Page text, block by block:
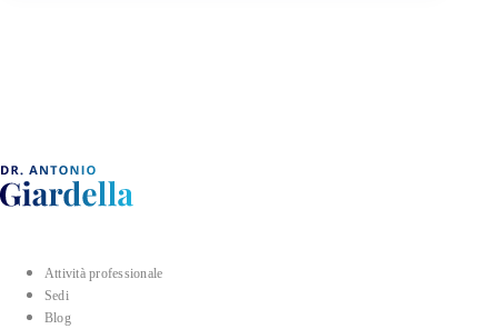
Attività professionale
Sedi
Blog